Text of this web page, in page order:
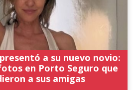
a su nuevo novio:
en Porto Seguro que
a sus amigas